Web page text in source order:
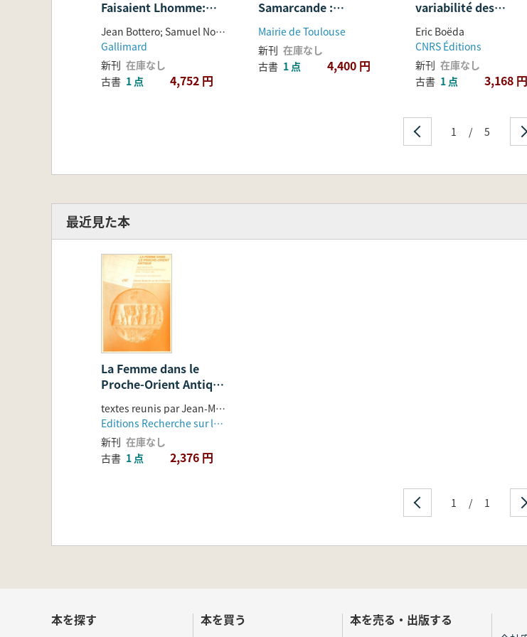
Faisaient Lhomme:
Mesopotamienne
Jean Bottero; Samuel Noah Kramer
Gallimard
新刊 在庫なし
古書 1 点 4,752 円
Samarcande :
céramiques du VIIIe au
XIIIe siècle (サマルカ
ンドの秘境:8世紀から13
世紀の陶磁器)
Mairie de Toulouse
新刊 在庫なし
古書 1 点 4,400 円
variabilité des
méthodes (ルヴァロ
アのコンセプト:技法の
多様性)
Eric Boëda
CNRS Éditions
新刊 在庫なし
古書 1 点 3,168 円
1 / 5
最近見た本
La Femme dans le
Proche-Orient Antique
XXXIIIe Rencontre
Assyriologique
Internationale (Paris,
7-10 juillet 1986)
textes reunis par Jean-Marie Durand
Editions Recherche sur les Civilisations
新刊 在庫なし
古書 1 点 2,376 円
1 / 1
本を探す 本を買う 本を売る・出版する